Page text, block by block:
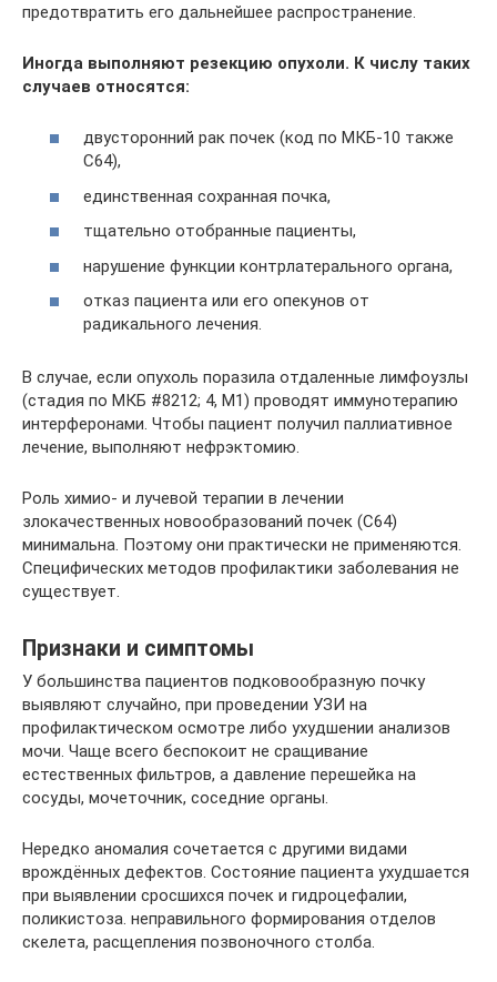
предотвратить его дальнейшее распространение.
Иногда выполняют резекцию опухоли. К числу таких
случаев относятся:
двусторонний рак почек (код по МКБ-10 также
C64),
единственная сохранная почка,
тщательно отобранные пациенты,
нарушение функции контрлатерального органа,
отказ пациента или его опекунов от
радикального лечения.
В случае, если опухоль поразила отдаленные лимфоузлы
(стадия по МКБ #8212; 4, М1) проводят иммунотерапию
интерферонами. Чтобы пациент получил паллиативное
лечение, выполняют нефрэктомию.
Роль химио- и лучевой терапии в лечении
злокачественных новообразований почек (С64)
минимальна. Поэтому они практически не применяются.
Специфических методов профилактики заболевания не
существует.
Признаки и симптомы
У большинства пациентов подковообразную почку
выявляют случайно, при проведении УЗИ на
профилактическом осмотре либо ухудшении анализов
мочи. Чаще всего беспокоит не сращивание
естественных фильтров, а давление перешейка на
сосуды, мочеточник, соседние органы.
Нередко аномалия сочетается с другими видами
врождённых дефектов. Состояние пациента ухудшается
при выявлении сросшихся почек и гидроцефалии,
поликистоза. неправильного формирования отделов
скелета, расщепления позвоночного столба.